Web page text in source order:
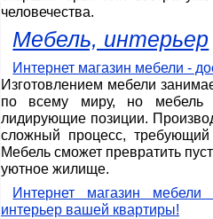
человечества.
Мебель, интерьер
Интернет магазин мебели -
Изготовлением мебели
по всему миру, но мебель
лидирующие позиции.
сложный процесс, требующий
Мебель сможет превратить
уютное жилище.
Интернет магазин
интерьер вашей квартиры!